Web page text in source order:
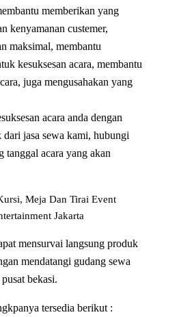
memberikan yang
kenyamanan custemer,
maksimal, membantu
kesuksesan acara, membantu
juga mengusahakan yang
acara anda dengan
jasa sewa kami, hubungi
tanggal acara yang akan
mensurvai langsung produk
mendatangi gudang sewa
bekasi.
tersedia berikut :